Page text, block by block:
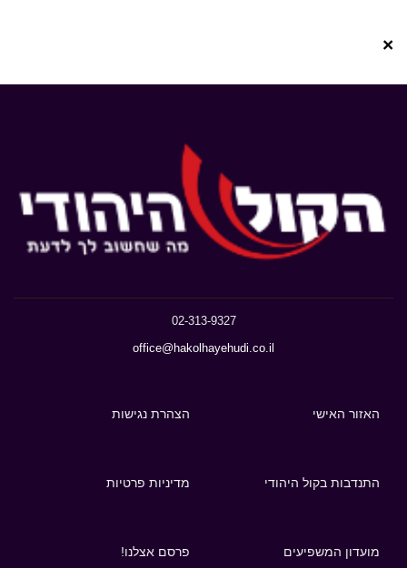
×
02-313-9327
office@hakolhayehudi.co.il
האזור האישי הצהרת נגישות
התנדבות בקול היהודי מדיניות פרטיות
מועדון המשפיעים פרסם אצלנו!